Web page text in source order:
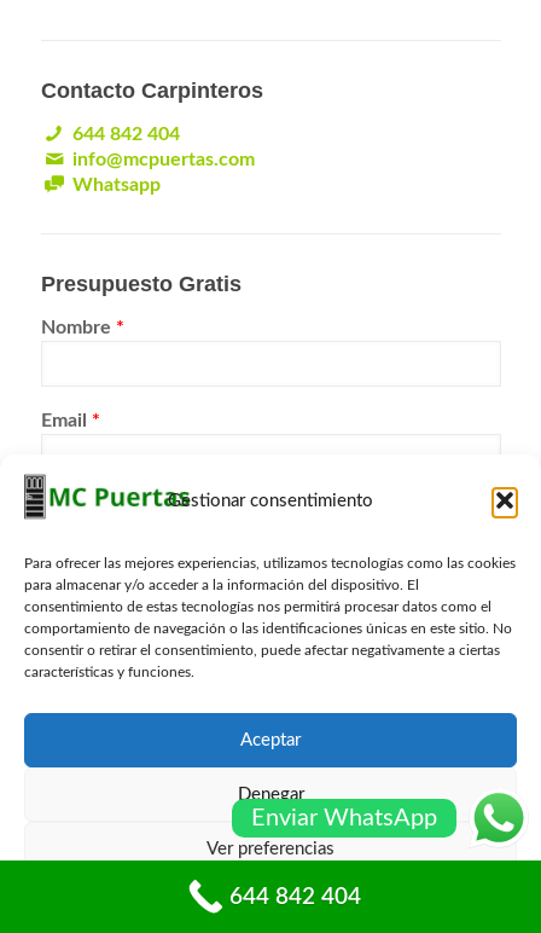
Gestionar consentimiento
Para ofrecer las mejores experiencias, utilizamos tecnologías como las cookies
para almacenar y/o acceder a la información del dispositivo. El
consentimiento de estas tecnologías nos permitirá procesar datos como el
comportamiento de navegación o las identificaciones únicas en este sitio. No
consentir o retirar el consentimiento, puede afectar negativamente a ciertas
características y funciones.
Aceptar
Denegar
Ver preferencias
Política de cookiesPolíticas de privacidad
Contacto Carpinteros
644 842 404
info@mcpuertas.com
Whatsapp
Presupuesto Gratis
Nombre *
Email *
Telefono
Localidad*
Enviar WhatsApp
644 842 404